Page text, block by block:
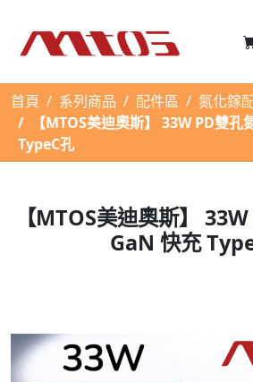
首頁 系列商品 配件區
氮化鎵
【MTOS美迪奧斯】 33W PD雙
TypeC孔
【MTOS美迪奧斯】
GaN 快充